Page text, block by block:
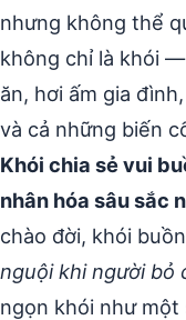
nhưng không thể
không chỉ là khói
ăn, hơi ấm gia
và cả những biến
Khói chia sẻ vui
nhân hóa sâu sắc
chào đời, khói
nguội khi người bỏ
ngọn khói như một